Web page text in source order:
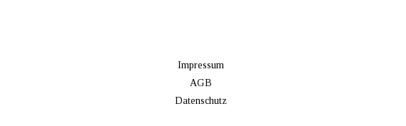
Impressum
AGB
Datenschutz